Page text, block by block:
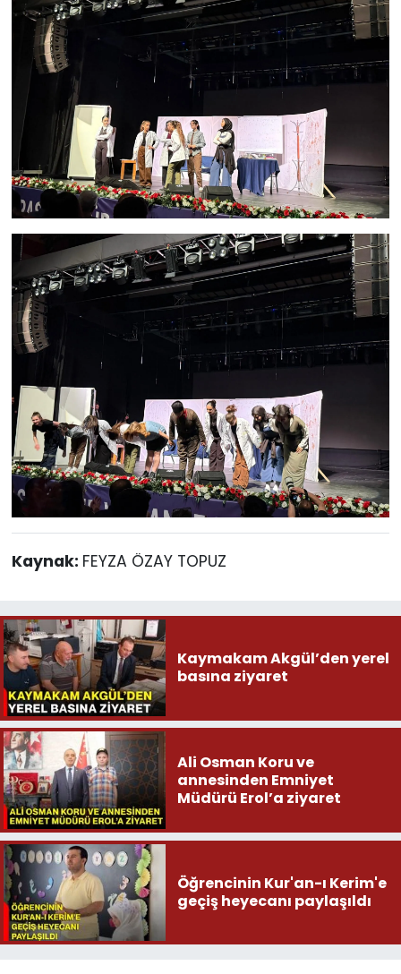
Kaynak: FEYZA ÖZAY TOPUZ
Kaymakam Akgül’den yerel
basına ziyaret
Ali Osman Koru ve
annesinden Emniyet
Müdürü Erol’a ziyaret
Öğrencinin Kur'an-ı Kerim'e
geçiş heyecanı paylaşıldı